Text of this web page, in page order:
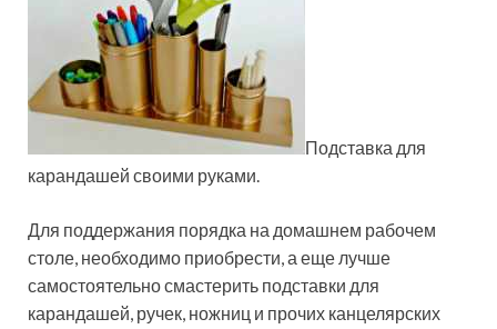
Подставка для
карандашей своими руками.
Для поддержания порядка на домашнем рабочем
столе, необходимо приобрести, а еще лучше
самостоятельно смастерить подставки для
карандашей, ручек, ножниц и прочих канцелярских